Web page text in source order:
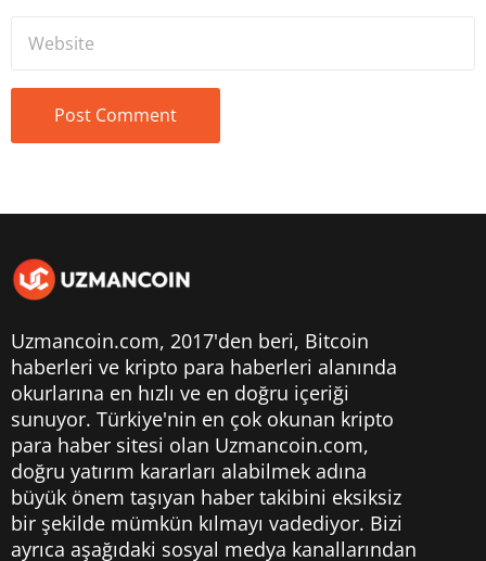
Uzmancoin.com, 2017'den beri, Bitcoin
haberleri ve kripto para haberleri alanında
okurlarına en hızlı ve en doğru içeriği
sunuyor. Türkiye'nin en çok okunan kripto
para haber sitesi olan Uzmancoin.com,
doğru yatırım kararları alabilmek adına
büyük önem taşıyan haber takibini eksiksiz
bir şekilde mümkün kılmayı vadediyor. Bizi
ayrıca aşağıdaki sosyal medya kanallarından